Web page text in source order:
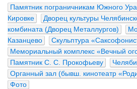
Памятник пограничникам Южного
Кировке
Дворец культуры
комбината (Дворец Металлургов)
Казанцево
Скульптура
Мемориальный комплекс «Вечный
Памятник С. С. Прокофьеву
Органный зал (бывш. кинотеатр
Фото